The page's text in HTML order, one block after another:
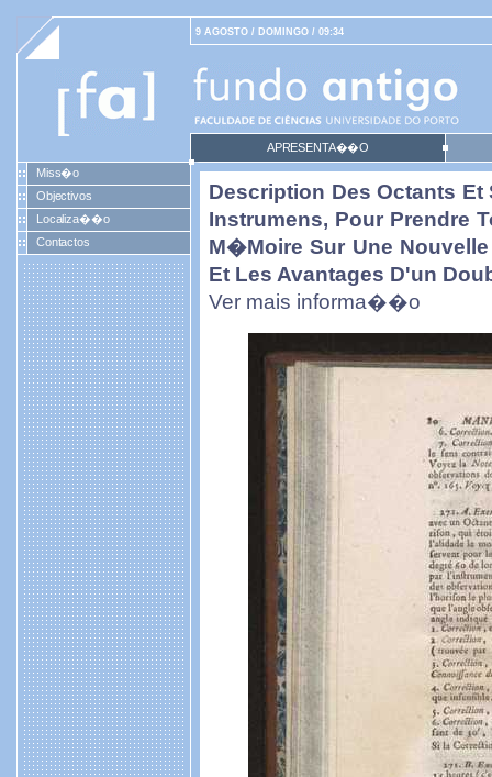
9 AGOSTO / DOMINGO / 09:34
APRESENTA��O
Miss�o
Objectivos
Localiza��o
Contactos
Description Des Octants Et
Instrumens, Pour Prendre
M�moire Sur Une
Et Les Avantages D'un
Ver mais informa��o